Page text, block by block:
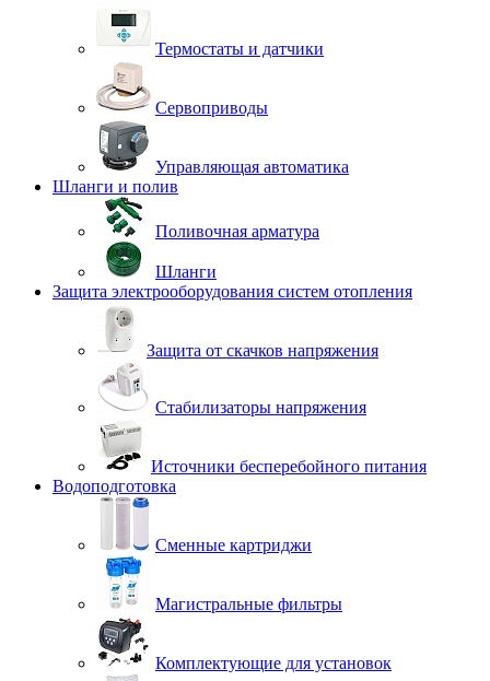
Термостаты и датчики
Сервоприводы
Управляющая автоматика
Шланги и полив
Поливочная арматура
Шланги
Защита электрооборудования систем отопления
Защита от скачков напряжения
Стабилизаторы напряжения
Источники бесперебойного питания
Водоподготовка
Сменные картриджи
Магистральные фильтры
Комплектующие для установок